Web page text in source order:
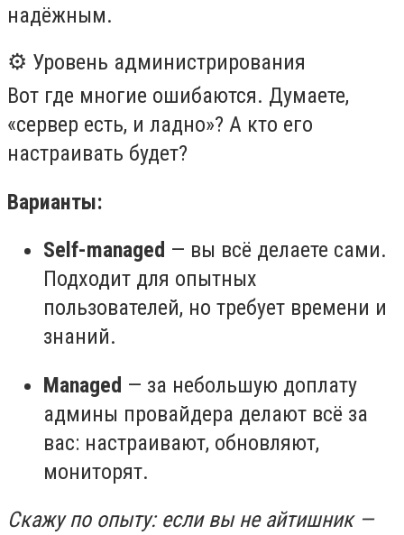
надёжным.
⚙️ Уровень администрирования
Вот где многие ошибаются. Думаете,
«сервер есть, и ладно»? А кто его
настраивать будет?
Варианты:
Self-managed — вы всё делаете сами.
Подходит для опытных
пользователей, но требует времени и
знаний.
Managed — за небольшую доплату
админы провайдера делают всё за
вас: настраивают, обновляют,
мониторят.
Скажу по опыту: если вы не айтишник —